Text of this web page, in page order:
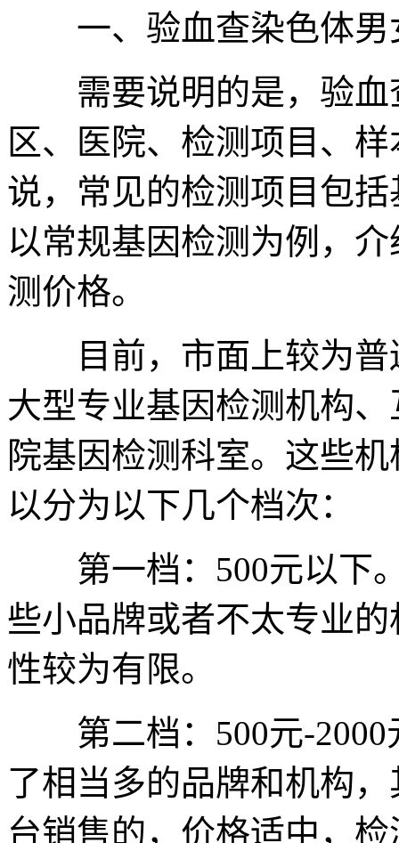
一、验血查染色体男
需要说明的是，验血
区、医院、检测项目、
说，常见的检测项目包
以常规基因检测为例，
测价格。
目前，市面上较为普
大型专业基因检测机构
院基因检测科室。这些
以分为以下几个档次：
第一档：500元以下。
些小品牌或者不太专业
性较为有限。
第二档：500元-2000
了相当多的品牌和机构
台销售的，价格适中，